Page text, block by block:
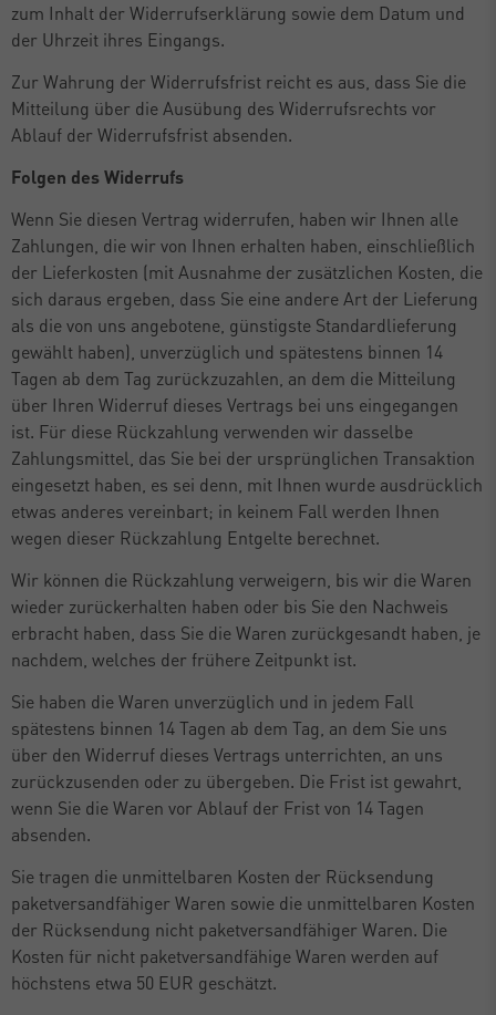
zum Inhalt der Widerrufserklärung sowie dem Datum und
der Uhrzeit ihres Eingangs.
Zur Wahrung der Widerrufsfrist reicht es aus, dass Sie die
Mitteilung über die Ausübung des Widerrufsrechts vor
Ablauf der Widerrufsfrist absenden.
Folgen des Widerrufs
Wenn Sie diesen Vertrag widerrufen, haben wir Ihnen alle
Zahlungen, die wir von Ihnen erhalten haben, einschließlich
der Lieferkosten (mit Ausnahme der zusätzlichen Kosten, die
sich daraus ergeben, dass Sie eine andere Art der Lieferung
als die von uns angebotene, günstigste Standardlieferung
gewählt haben), unverzüglich und spätestens binnen 14
Tagen ab dem Tag zurückzuzahlen, an dem die Mitteilung
über Ihren Widerruf dieses Vertrags bei uns eingegangen
ist. Für diese Rückzahlung verwenden wir dasselbe
Zahlungsmittel, das Sie bei der ursprünglichen Transaktion
eingesetzt haben, es sei denn, mit Ihnen wurde ausdrücklich
etwas anderes vereinbart; in keinem Fall werden Ihnen
wegen dieser Rückzahlung Entgelte berechnet.
Wir können die Rückzahlung verweigern, bis wir die Waren
wieder zurückerhalten haben oder bis Sie den Nachweis
erbracht haben, dass Sie die Waren zurückgesandt haben, je
nachdem, welches der frühere Zeitpunkt ist.
Sie haben die Waren unverzüglich und in jedem Fall
spätestens binnen 14 Tagen ab dem Tag, an dem Sie uns
über den Widerruf dieses Vertrags unterrichten, an uns
zurückzusenden oder zu übergeben. Die Frist ist gewahrt,
wenn Sie die Waren vor Ablauf der Frist von 14 Tagen
absenden.
Sie tragen die unmittelbaren Kosten der Rücksendung
paketversandfähiger Waren sowie die unmittelbaren Kosten
der Rücksendung nicht paketversandfähiger Waren. Die
Kosten für nicht paketversandfähige Waren werden auf
höchstens etwa 50 EUR geschätzt.